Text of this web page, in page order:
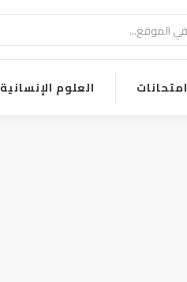
امتحانات العلوم الإنسانية